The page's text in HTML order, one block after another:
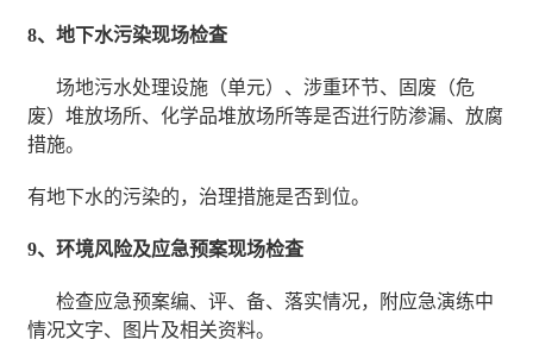
8、地下水污染现场检査
场地污水处理设施（单元）、涉重环节、固废（危
废）堆放场所、化学品堆放场所等是否逬行防渗漏、放腐
措施。
有地下水的污染的，治理措施是否到位。
9、环境风险及应急预案现场检査
检查应急预案编、评、备、落实情况，附应急演练中
情况文字、图片及相关资料。